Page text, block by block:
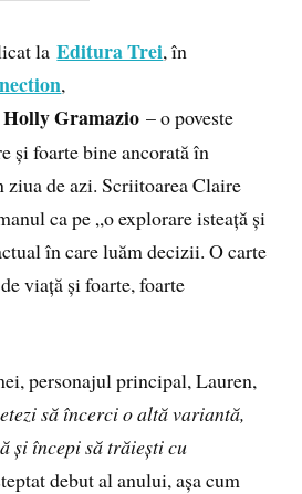
laEditura Trei, în
,
Holly Gramazio – o poveste
și foarte bine ancorată în
de azi. Scriitoarea Claire
ca pe „o explorare isteață și
în care luăm decizii. O carte
viață și foarte, foarte
personajul principal, Lauren,
să încerci o altă variantă,
și începi să trăiești cu
debut al anului, așa cum